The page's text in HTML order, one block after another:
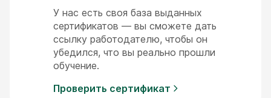
У нас есть своя база выданных
сертификатов — вы сможете дать
ссылку работодателю, чтобы он
убедился, что вы реально прошли
обучение.
Проверить сертификат